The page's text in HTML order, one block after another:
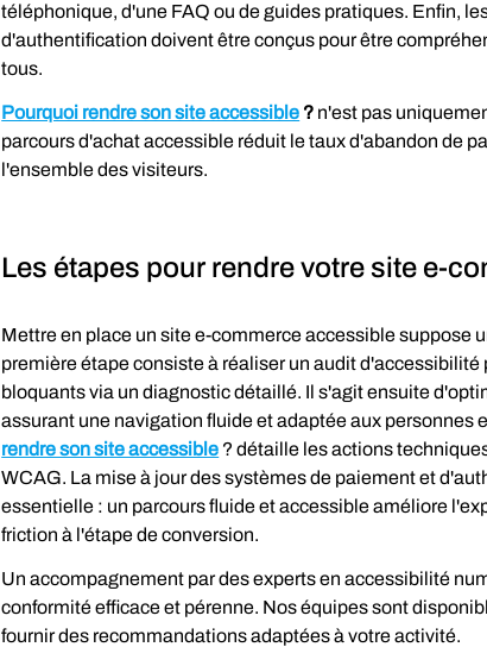
téléphonique, d'une FAQ ou de guides pratiques. Enfin,
d'authentification doivent être conçus pour être
tous.
Pourquoi rendre son site accessible ? n'est pas
parcours d'achat accessible réduit le taux d'abandon de
l'ensemble des visiteurs.
Les étapes pour rendre votre site e-
Mettre en place un site e-commerce accessible suppose
première étape consiste à réaliser un audit
bloquants via un diagnostic détaillé. Il s'agit ensuite
assurant une navigation fluide et adaptée aux personnes
rendre son site accessible ? détaille les actions
WCAG. La mise à jour des systèmes de paiement et
essentielle : un parcours fluide et accessible améliore
friction à l'étape de conversion.
Un accompagnement par des experts en accessibilité
conformité efficace et pérenne. Nos équipes sont
fournir des recommandations adaptées à votre activité.